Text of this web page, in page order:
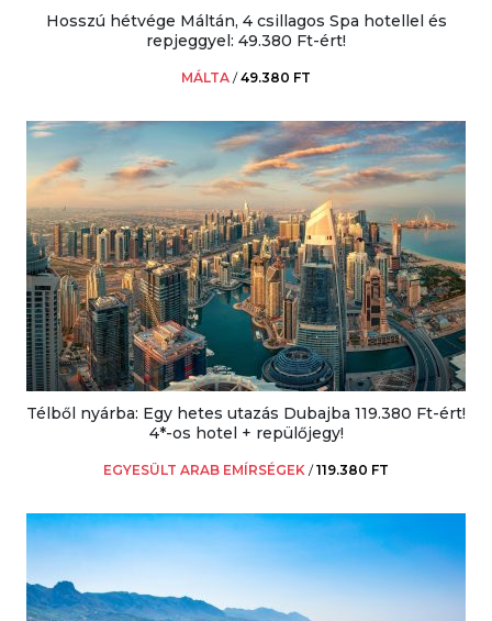
Hosszú hétvége Máltán, 4 csillagos Spa hotellel és
repjeggyel: 49.380 Ft-ért!
MÁLTA /49.380 FT
Télből nyárba: Egy hetes utazás Dubajba 119.380 Ft-ért!
4*-os hotel + repülőjegy!
EGYESÜLT ARAB EMÍRSÉGEK /119.380 FT